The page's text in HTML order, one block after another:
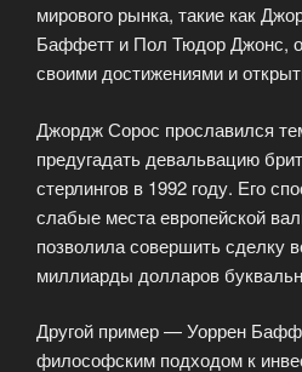
мирового рынка, такие как
Баффетт и Пол Тюдор Джонс,
своими достижениями и
Джордж Сорос прославился
предугадать девальвацию
стерлингов в 1992 году. Его
слабые места европейской
позволила совершить сделку
миллиарды долларов
Другой пример — Уоррен
философским подходом к